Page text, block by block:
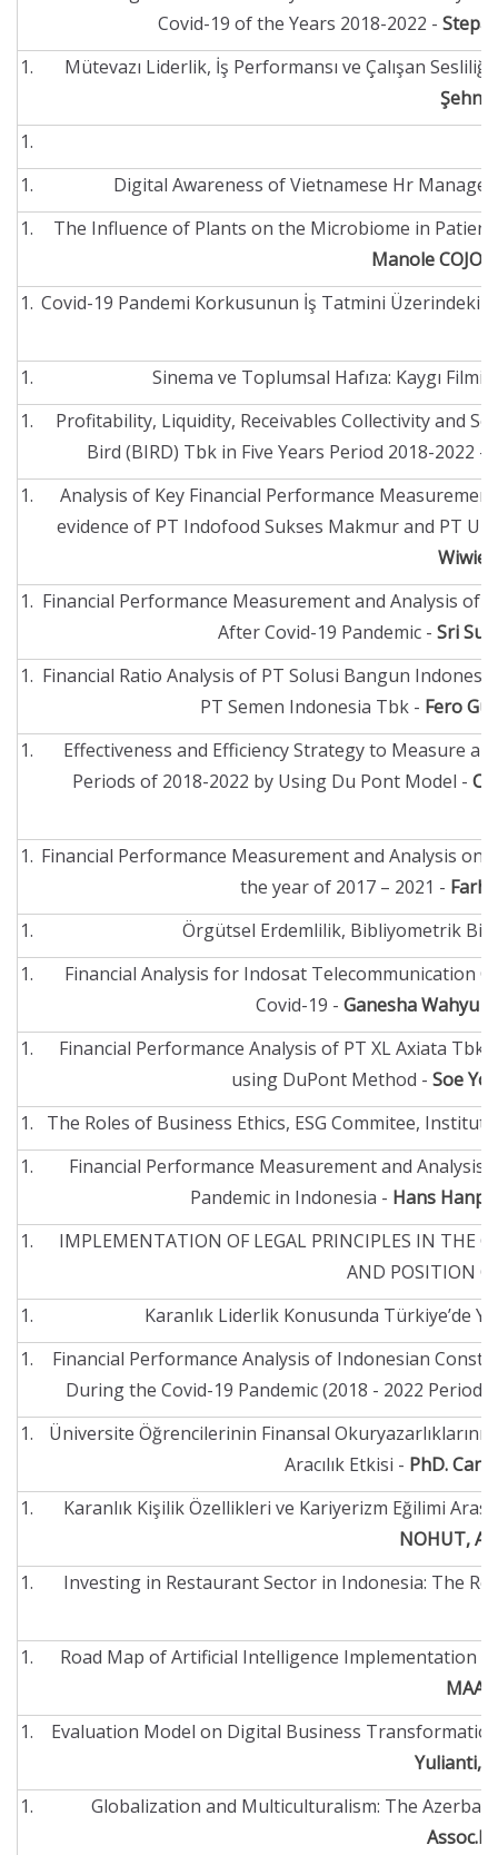
Covid-19 of the Years 2018-2022 -
Mütevazı Liderlik, İş Performansı ve Çalışan
Digital Awareness of Vietnamese Hr
The Influence of Plants on the Microbiome in
Manole
Covid-19 Pandemi Korkusunun İş Tatmini Üzerindeki
Sinema ve Toplumsal Hafıza: Kaygı Filmi
Profitability, Liquidity, Receivables Collectivity and
Bird (BIRD) Tbk in Five Years Period 2018-2022 -
Analysis of Key Financial Performance
evidence of PT Indofood Sukses Makmur and PT
Financial Performance Measurement and Analysis of
After Covid-19 Pandemic - Sri
Financial Ratio Analysis of PT Solusi Bangun
PT Semen Indonesia Tbk - Fero
Effectiveness and Efficiency Strategy to Measure
Periods of 2018-2022 by Using Du Pont Model -
Financial Performance Measurement and Analysis
the year of 2017 – 2021 -
Örgütsel Erdemlilik, Bibliyometrik Bir
Financial Analysis for Indosat Telecommunication
Covid-19 - Ganesha Wahyu
Financial Performance Analysis of PT XL Axiata
using DuPont Method - Soe
The Roles of Business Ethics, ESG Commitee,
Financial Performance Measurement and
Pandemic in Indonesia - Hans
IMPLEMENTATION OF LEGAL PRINCIPLES IN THE
AND POSITION
Karanlık Liderlik Konusunda Türkiye’de
Financial Performance Analysis of Indonesian
During the Covid-19 Pandemic (2018 - 2022 Period)
Üniversite Öğrencilerinin Finansal
Aracılık Etkisi - PhD.
Karanlık Kişilik Özellikleri ve Kariyerizm Eğilimi
NOHUT,
Investing in Restaurant Sector in Indonesia: The
Road Map of Artificial Intelligence Implementation
Evaluation Model on Digital Business
Yulianti,
Globalization and Multiculturalism: The